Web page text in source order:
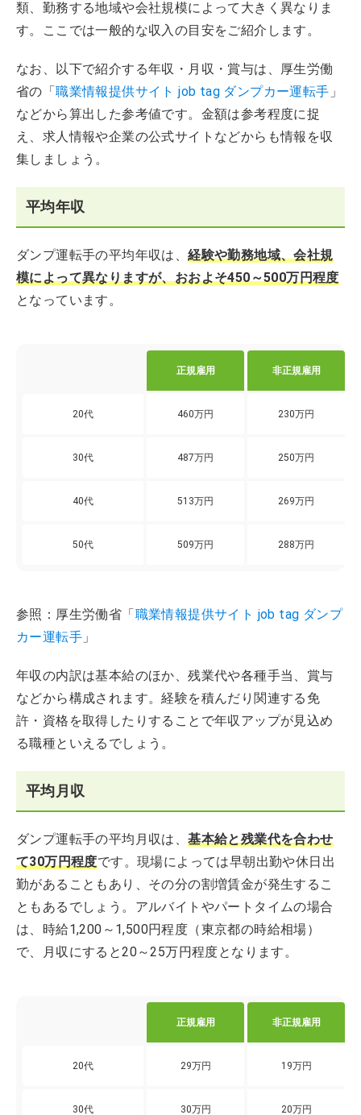
類、勤務する地域や会社規模によって大きく異なりま
す。ここでは一般的な収入の目安をご紹介します。
なお、以下で紹介する年収・月収・賞与は、厚生労働
省の「職業情報提供サイト job tag ダンプカー運転手 」
などから算出した参考値です。金額は参考程度に捉
え、求人情報や企業の公式サイトなどからも情報を収
集しましょう。
平均年収
ダンプ運転手の平均年収は、経験や勤務地域、会社規
模によって異なりますが、おおよそ450～500万円程度
となっています。
正規雇用 非正規雇用
20代 460万円 230万円
30代 487万円 250万円
40代 513万円 269万円
50代 509万円 288万円
参照：厚生労働省「職業情報提供サイト job tag ダンプ
カー運転手 」
年収の内訳は基本給のほか、残業代や各種手当、賞与
などから構成されます。経験を積んだり関連する免
許・資格を取得したりすることで年収アップが見込め
る職種といえるでしょう。
平均月収
ダンプ運転手の平均月収は、基本給と残業代を合わせ
て30万円程度です。現場によっては早朝出勤や休日出
勤があることもあり、その分の割増賃金が発生するこ
ともあるでしょう。アルバイトやパートタイムの場合
は、時給1,200～1,500円程度（東京都の時給相場）
で、月収にすると20～25万円程度となります。
正規雇用 非正規雇用
20代 29万円 19万円
30代 30万円 20万円